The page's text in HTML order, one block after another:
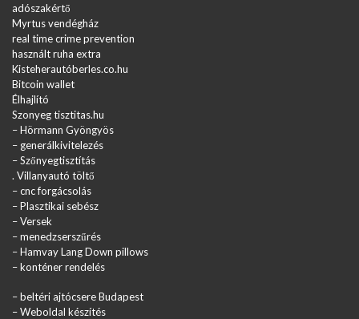
adószakértő
Myrtus vendégház
real time crime prevention
használt ruha extra
Kisteherautóberles.co.hu
Bitcoin wallet
Élhajlító
Szonyeg tisztitas.hu
–Hörmann Gyöngyös
– generálkivitelezés
–Szőnyegtisztítás
. Villanyautó töltő
–cnc forgácsolás
–Plasztikai sebész
–Versek
–menedzserszűrés
–Hamvay Lang Down pillows
–konténer rendelés
–beltéri ajtócsere Budapest
– Weboldal készítés